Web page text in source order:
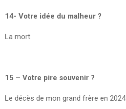
14- Votre idée du malheur ?
La mort
15 – Votre pire souvenir ?
Le décès de mon grand frère en 2024